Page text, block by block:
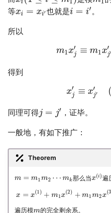
i
等xi = xi′也就是i = i′ 。
所以
m1x′
j ≡ m1x′
j′
得到
x′
j ≡ x′
j′ (
同理可得j = j′ ，证毕。
一般地，有如下推广：
Theorem
m = m1m2 ⋯ mk那么当x(i)遍
x = x(1) + m1x(2) + m1m2x(3
遍历模m的完全剩余系。